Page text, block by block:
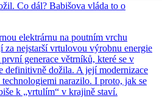
Co dál? Babišova vláda to o
elektrárnu na poutním vrchu
za nejstarší vrtulovou výrobnu energie
generace větrníků, které se v
definitivně dožila. A její modernizace
narazilo. I proto, jak se
k „vrtulím“ v krajině staví.